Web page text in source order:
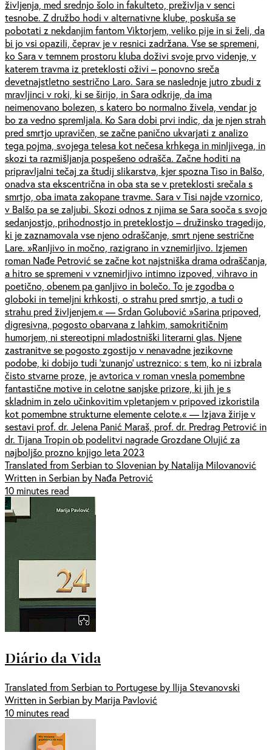
življenja, med srednjo šolo in fakulteto, preživlja v senci
tesnobe. Z družbo hodi v alternativne klube, poskuša se
pobotati z nekdanjim fantom Viktorjem, veliko pije in si želi, da
bi jo vsi opazili, čeprav je v resnici zadržana. Vse se spremeni,
ko Sara v temnem prostoru kluba doživi svoje prvo videnje, v
katerem travma iz preteklosti oživi – ponovno sreča
devetnajstletno sestrično Laro. Sara se naslednje jutro zbudi z
mravljinci v roki, ki se širijo, in Sara odkrije, da ima
neimenovano bolezen, s katero bo normalno živela, vendar jo
bo za vedno spremljala. Ko Sara dobi prvi indic, da je njen strah
pred smrtjo upravičen, se začne panično ukvarjati z analizo
tega pojma, svojega telesa kot nečesa krhkega in minljivega, in
skozi ta razmišljanja pospešeno odrašča. Začne hoditi na
pripravljalni tečaj za študij slikarstva, kjer spozna Tiso in Balšo,
onadva sta ekscentrična in oba sta se v preteklosti srečala s
smrtjo, oba imata zakopane travme. Sara v Tisi najde vzornico,
v Balšo pa se zaljubi. Skozi odnos z njima se Sara sooča s svojo
sedanjostjo, prihodnostjo in preteklostjo – družinsko tragedijo,
ki je zaznamovala vse njeno odraščanje, smrt njene sestrične
Lare. »Ranljivo in močno, razigrano in vznemirljivo. Izjemen
roman Nađe Petrović se začne kot najstniška drama odraščanja,
a hitro se spremeni v vznemirljivo intimno izpoved, vihravo in
poetično, obenem pa ganljivo in bolečo. To je zgodba o
globoki in temeljni krhkosti, o strahu pred smrtjo, a tudi o
strahu pred življenjem.« — Srdan Golubović »Sarina pripoved,
digresivna, pogosto obarvana z lahkim, samokritičnim
humorjem, ni stereotipni mladostniški literarni glas. Njene
zastranitve se pogosto zgostijo v nenavadne jezikovne
podobe, ki dobijo tudi 'zunanjo' ustreznico: s tem, ko ni izbrala
čisto stvarne proze, je avtorica v roman vnesla pomembne
fantastične motive in celotne sanjske prizore, ki jih je s
skladnim in zelo učinkovitim vpletanjem v pripoved izkoristila
kot pomembne strukturne elemente celote.« — Izjava žirije v
sestavi prof. dr. Jelena Panić Maraš, prof. dr. Predrag Petrović in
dr. Tijana Tropin ob podelitvi nagrade Grozdane Olujić za
najboljšo prozno knjigo leta 2023
Translated from Serbian to Slovenian by Natalija Milovanović
Written in Serbian by Nađa Petrović
10 minutes read
Diário da Vida
Translated from Serbian to Portugese by Ilija Stevanovski
Written in Serbian by Marija Pavlović
10 minutes read